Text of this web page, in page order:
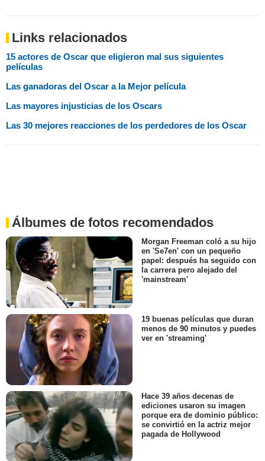
Links relacionados
15 actores de Oscar que eligieron mal sus siguientes
películas
Las ganadoras del Oscar a la Mejor película
Las mayores injusticias de los Oscars
Las 30 mejores reacciones de los perdedores de los Oscar
Álbumes de fotos recomendados
Morgan Freeman coló a su hijo
en 'Se7en' con un pequeño
papel: después ha seguido con
la carrera pero alejado del
'mainstream'
19 buenas películas que duran
menos de 90 minutos y puedes
ver en 'streaming'
Hace 39 años decenas de
ediciones usaron su imagen
porque era de dominio público:
se convirtió en la actriz mejor
pagada de Hollywood